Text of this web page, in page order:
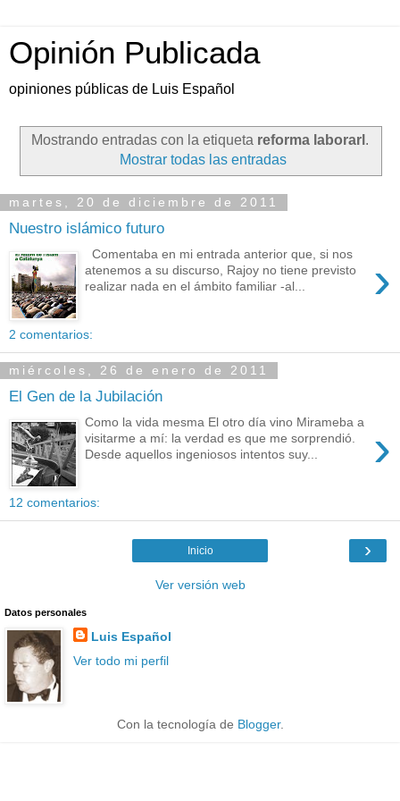
Opinión Publicada
opiniones públicas de Luis Español
Mostrando entradas con la etiqueta reforma laborarl .
Mostrar todas las entradas
martes, 20 de diciembre de 2011
Nuestro islámico futuro
›
Comentaba en mi entrada anterior que, si nos
atenemos a su discurso, Rajoy no tiene previsto
realizar nada en el ámbito familiar -al...
2 comentarios:
miércoles, 26 de enero de 2011
El Gen de la Jubilación
›
Como la vida mesma El otro día vino Mirameba a
visitarme a mí: la verdad es que me sorprendió.
Desde aquellos ingeniosos intentos suy...
12 comentarios:
›
Inicio
Ver versión web
Datos personales
Luis Español
Ver todo mi perfil
Con la tecnología de Blogger.